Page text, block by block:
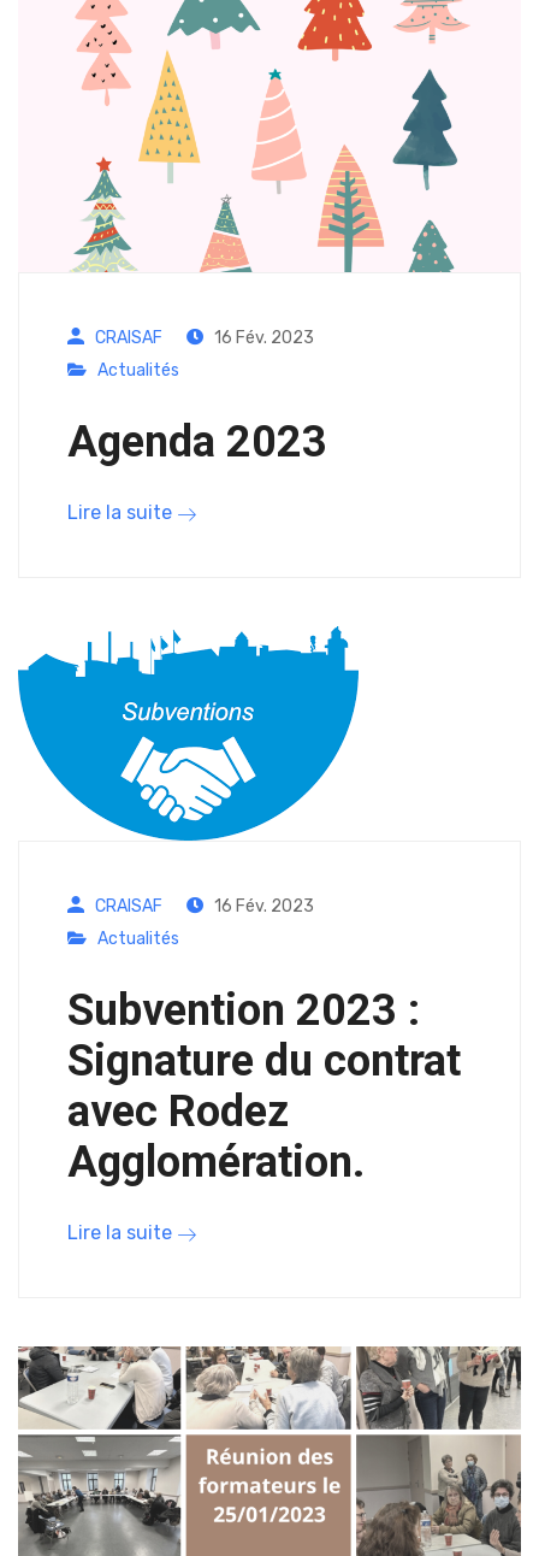
CRAISAF
16 Fév. 2023
Actualités
Agenda 2023
Lire la suite
CRAISAF
16 Fév. 2023
Actualités
Subvention 2023 :
Signature du contrat
avec Rodez
Agglomération.
Lire la suite